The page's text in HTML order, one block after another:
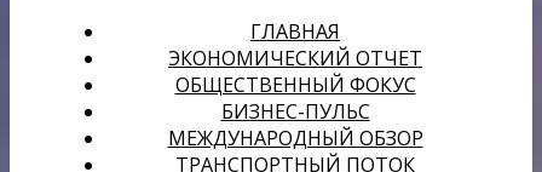
ГЛАВНАЯ
ЭКОНОМИЧЕСКИЙ ОТЧЕТ
ОБЩЕСТВЕННЫЙ ФОКУС
БИЗНЕС-ПУЛЬС
МЕЖДУНАРОДНЫЙ ОБЗОР
ТРАНСПОРТНЫЙ ПОТОК